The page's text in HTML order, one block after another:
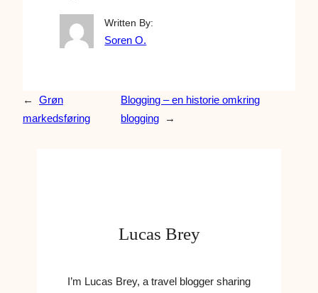
Written By:
Soren O.
←
Grøn
markedsføring
Blogging – en historie omkring
blogging
→
Lucas Brey
I’m Lucas Brey, a travel blogger sharing